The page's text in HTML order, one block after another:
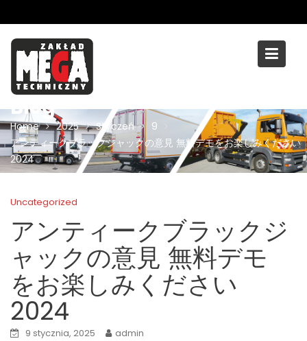
to
content
Blog
Home 2025 Styczeń
9
アンティークブラックジャックの意見 無料デモをお楽しみください
2024
Uncategorized
アンティークブラックジ
ャックの意見 無料デモ
をお楽しみください
2024
9 stycznia, 2025 admin